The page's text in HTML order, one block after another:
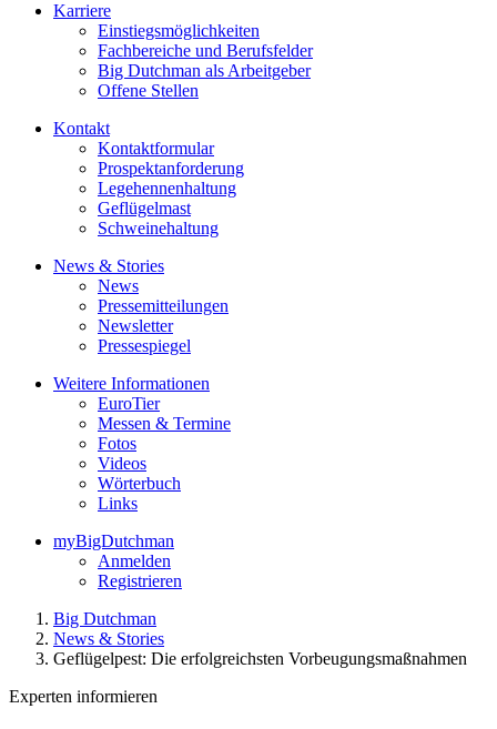
Karriere
Einstiegsmöglichkeiten
Fachbereiche und Berufsfelder
Big Dutchman als Arbeitgeber
Offene Stellen
Kontakt
Kontaktformular
Prospektanforderung
Legehennenhaltung
Geflügelmast
Schweinehaltung
News & Stories
News
Pressemitteilungen
Newsletter
Pressespiegel
Weitere Informationen
EuroTier
Messen & Termine
Fotos
Videos
Wörterbuch
Links
myBigDutchman
Anmelden
Registrieren
Big Dutchman
News & Stories
Geflügelpest: Die erfolgreichsten Vorbeugungsmaßnahmen
Experten informieren